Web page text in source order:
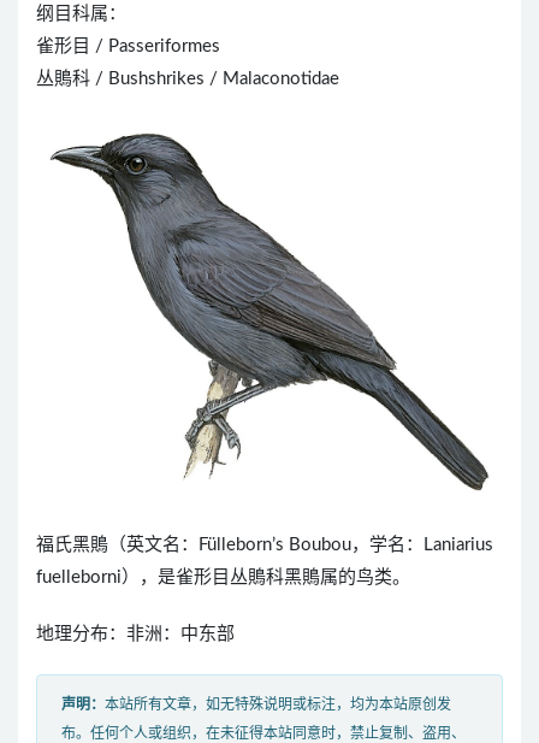
纲目科属：
雀形目 / Passeriformes
丛鵙科 / Bushshrikes / Malaconotidae
福氏黑鵙（英文名：Fülleborn’s Boubou，学名：Laniarius
fuelleborni），是雀形目丛鵙科黑鵙属的鸟类。
地理分布：非洲：中东部
声明： 本站所有文章，如无特殊说明或标注，均为本站原创发
布。任何个人或组织，在未征得本站同意时，禁止复制、盗用、